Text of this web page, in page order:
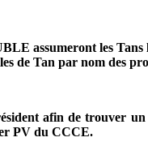
assumeront les Tans
de Tan par nom des
afin de trouver un
PV du CCCE.